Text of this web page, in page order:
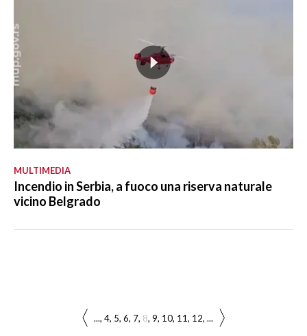
MULTIMEDIA
Incendio in Serbia, a fuoco una riserva naturale
vicino Belgrado
... 4 5 6 7 8 9 10 11 12 ...